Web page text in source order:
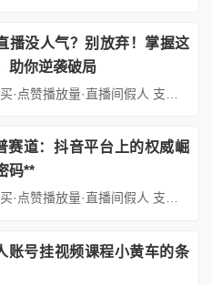
播没人气？别放弃！掌握这
助你逆袭破局
赛道：抖音平台上的权威崛
码**
有效粉丝购买·点赞播放量·直播间假人 支持：抖音,快手,小红书,视频号,微博,B站,西瓜头条等各类自媒体平台。自助平台： http://www.fs688.com/ 在短视频时代，信息传播的逻辑被彻底重构。当法律条文遇上15秒的创意剪辑，当严肃的司法案例变成趣味横生的动画演绎，法律科普在抖音平台找到了破圈生长的土壤。数据显示，2023年法律类账号平均月增粉量较去年增长...
账号挂视频课程小黄车的条